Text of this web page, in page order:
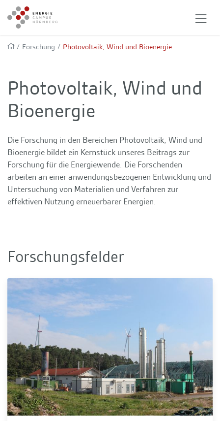
/ Forschung / Photovoltaik, Wind und Bioenergie
Photovoltaik, Wind und
Bioenergie
Die Forschung in den Bereichen Photovoltaik, Wind und
Bioenergie bildet ein Kernstück unseres Beitrags zur
Forschung für die Energiewende. Die Forschenden
arbeiten an einer anwendungsbezogenen Entwicklung und
Untersuchung von Materialien und Verfahren zur
effektiven Nutzung erneuerbarer Energien.
Forschungsfelder
Biomasse und Emissionsminderung